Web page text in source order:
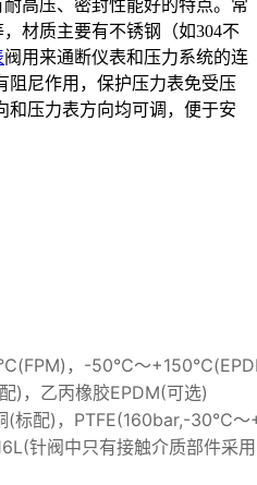
高压、密封性能好的特点。常
材质主要有不锈钢（如304不
阀用来通断仪表和压力系统的连
阻尼作用，保护压力表免受压
和压力表方向均可调，便于安
，-50℃～
)，乙丙橡胶EPDM(可选)
(标配)，PTFE(160bar,-30℃
针阀中只有接触介质部件采